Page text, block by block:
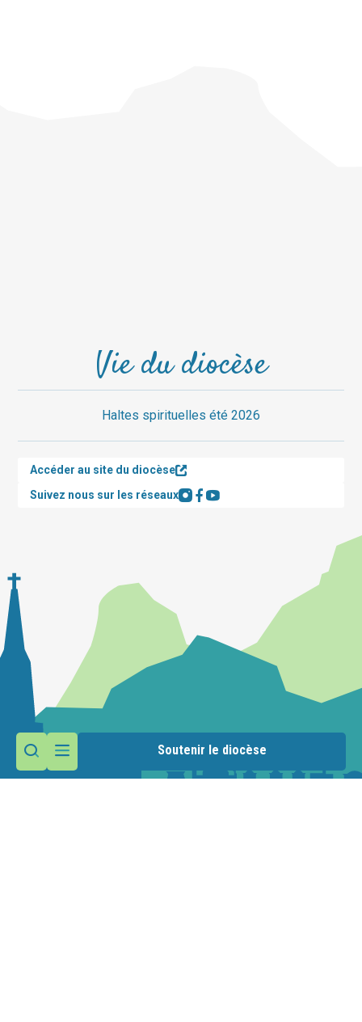
Soutenir le diocèse
Vie du diocèse
Haltes spirituelles été 2026
Accéder au site du diocèse
Suivez nous sur les réseaux